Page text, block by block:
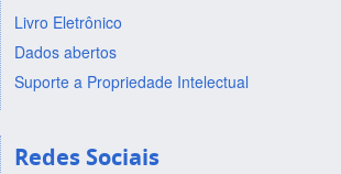
Livro Eletrônico
Dados abertos
Suporte a Propriedade Intelectual
Redes Sociais